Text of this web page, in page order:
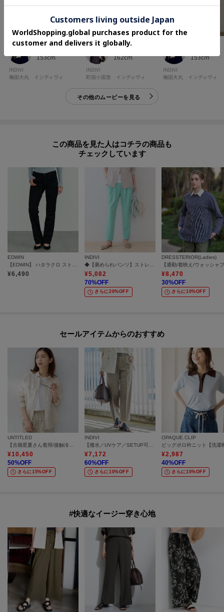
misaki
153cm
INDIVI
梅田大丸 インディヴィ
tsuyu
162cm
INDIVI
町田小田急 インディヴィ
153cm
INDIVI
梅田大丸 インディヴィ
その他のムービーを見る
この商品を見た人はコチラの商品も
チェックしています
EDWIN
【EDWIN】 ハタラクロ ストレートパンツ
¥6,490
INDIVI
◆【褒められパンツ】ストレッチ タックテーパードパンツ
¥5,082
70%OFF
さらに20%OFF
DRESSTERIOR(Ladies)
¥8,470
30%OFF
さらに10%OFF
セールアイテムからのおすすめ
UNTITLED
¥10,450
50%OFF
さらに15%OFF
INDIVI
¥7,172
60%OFF
さらに10%OFF
OPAQUE.CLIP
¥2,987
40%OFF
さらに10%OFF
#快適なイージー穿き心地